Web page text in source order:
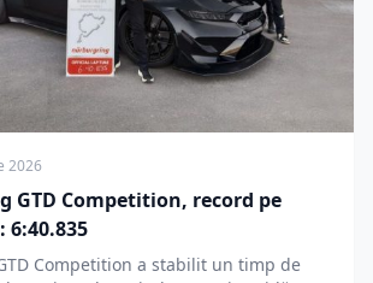
2026
GTD Competition, record pe
Competition a stabilit un timp de